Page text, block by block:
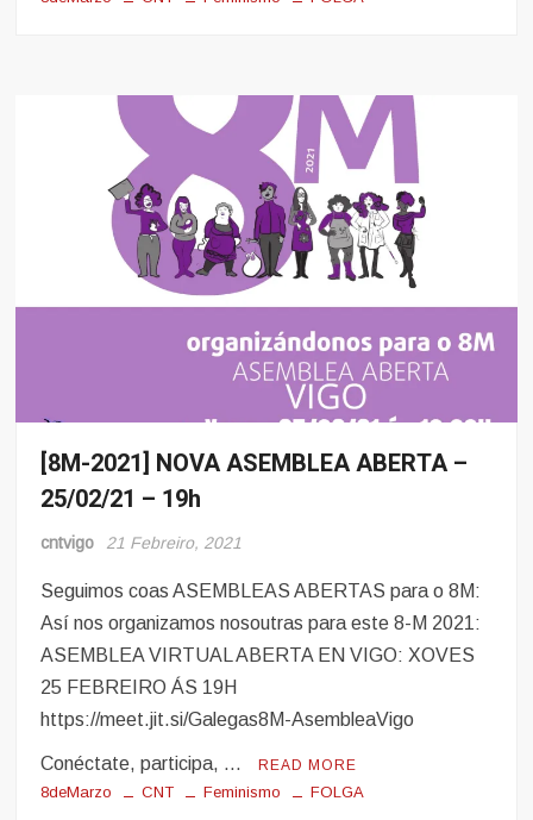
8
e
[8M-2021] NOVA ASEMBLEA ABERTA –
25/02/21 – 19h
cntvigo 21 Febreiro, 2021
Seguimos coas ASEMBLEAS ABERTAS para o 8M:
Así nos organizamos nosoutras para este 8-M 2021:
ASEMBLEA VIRTUAL ABERTA EN VIGO: XOVES
25 FEBREIRO ÁS 19H
https://meet.jit.si/Galegas8M-AsembleaVigo
Conéctate, participa, … READ MORE
8deMarzo CNT Feminismo FOLGA